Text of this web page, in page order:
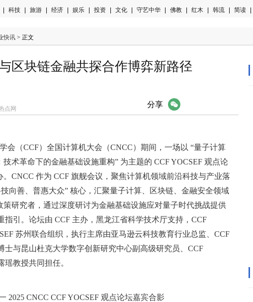
科技 旅游 经济 娱乐 投资 文化 守艺中华 佛教 红木 韩流 简读
快讯 > 正文
区块链金融共探合作博弈新路径
点网 分享
会（CCF）全国计算机大会（CNCC）期间，一场以 “量子计算
术革命下的金融基础设施重构” 为主题的 CCF YOCSEF 观点论
CNCC 作为 CCF 旗舰会议，聚焦计算机领域前沿科技与产业落
向善、普惠大众” 核心，汇聚量子计算、区块链、金融安全领域
研究者，通过深度研讨为金融基础设施应对量子时代挑战提供
指引。论坛由 CCF 主办，黑龙江省科学技术厅支持，CCF
苏州联合组织，执行主席由亚马逊云科技教育行业总监、CCF
士与昆山杜克大学数字创新研究中心副高级研究员、CCF
瑶教授共同担任。
2025 CNCC CCF YOCSEF 观点论坛嘉宾合影